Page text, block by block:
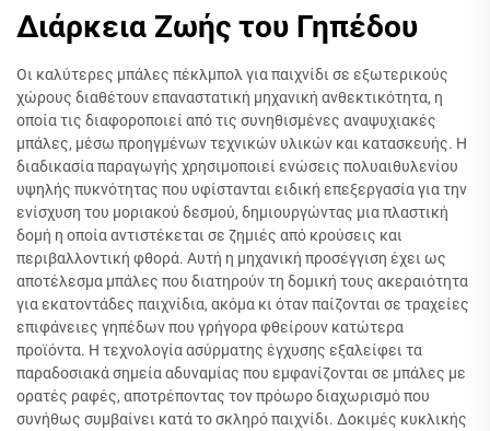
Διάρκεια Ζωής του Γηπέδου
Οι καλύτερες μπάλες πέκλμπολ για παιχνίδι σε εξωτερικούς
χώρους διαθέτουν επαναστατική μηχανική ανθεκτικότητα, η
οποία τις διαφοροποιεί από τις συνηθισμένες αναψυχιακές
μπάλες, μέσω προηγμένων τεχνικών υλικών και κατασκευής. Η
διαδικασία παραγωγής χρησιμοποιεί ενώσεις πολυαιθυλενίου
υψηλής πυκνότητας που υφίστανται ειδική επεξεργασία για την
ενίσχυση του μοριακού δεσμού, δημιουργώντας μια πλαστική
δομή η οποία αντιστέκεται σε ζημιές από κρούσεις και
περιβαλλοντική φθορά. Αυτή η μηχανική προσέγγιση έχει ως
αποτέλεσμα μπάλες που διατηρούν τη δομική τους ακεραιότητα
για εκατοντάδες παιχνίδια, ακόμα κι όταν παίζονται σε τραχείες
επιφάνειες γηπέδων που γρήγορα φθείρουν κατώτερα
προϊόντα. Η τεχνολογία ασύρματης έγχυσης εξαλείφει τα
παραδοσιακά σημεία αδυναμίας που εμφανίζονται σε μπάλες με
ορατές ραφές, αποτρέποντας τον πρόωρο διαχωρισμό που
συνήθως συμβαίνει κατά το σκληρό παιχνίδι. Δοκιμές κυκλικής